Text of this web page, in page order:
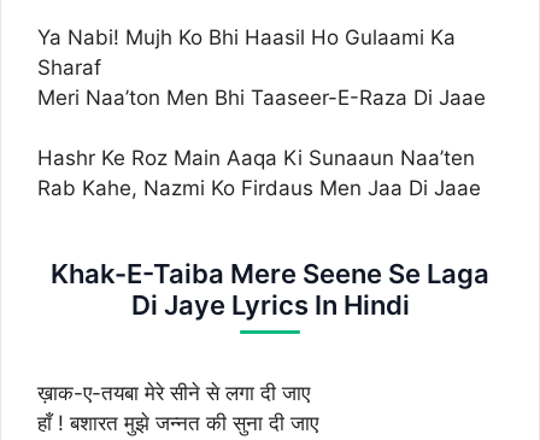
Ya Nabi! Mujh Ko Bhi Haasil Ho Gulaami Ka
Sharaf
Meri Naa’ton Men Bhi Taaseer-E-Raza Di Jaae
Hashr Ke Roz Main Aaqa Ki Sunaaun Naa’ten
Rab Kahe, Nazmi Ko Firdaus Men Jaa Di Jaae
Khak-E-Taiba Mere Seene Se Laga
Di Jaye Lyrics In Hindi
ख़ाक-ए-तयबा मेरे सीने से लगा दी जाए
हाँ ! बशारत मुझे जन्नत की सुना दी जाए